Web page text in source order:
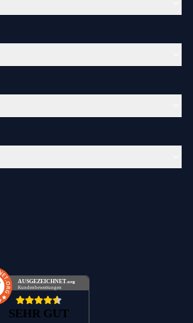
AUSGEZEICHNET.org
Kundenbewertungen
SEHR GUT